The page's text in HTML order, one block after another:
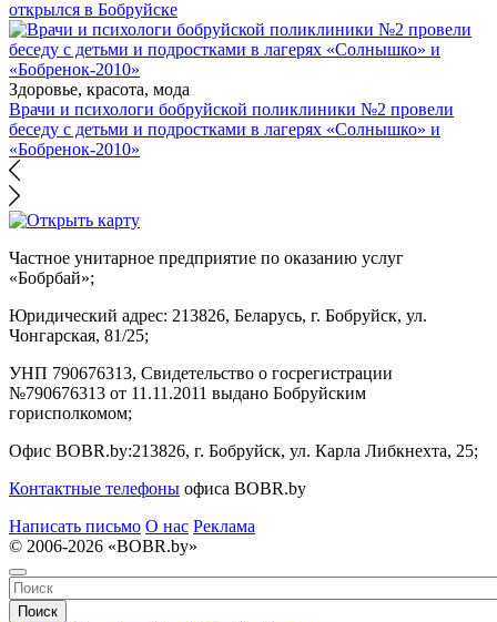
открылся в Бобруйске
Здоровье, красота, мода
Врачи и психологи бобруйской поликлиники №2 провели
беседу с детьми и подростками в лагерях «Солнышко» и
«Бобренок-2010»
Частное унитарное предприятие по оказанию услуг
«Бобрбай»;
Юридический адрес: 213826, Беларусь, г. Бобруйск, ул.
Чонгарская, 81/25;
УНП 790676313, Свидетельство о госрегистрации
№790676313 от 11.11.2011 выдано Бобруйским
горисполкомом;
Офис BOBR.by:213826, г. Бобруйск, ул. Карла Либкнехта, 25;
Контактные телефоны офиса BOBR.by
Написать письмо О нас Реклама
© 2006-2026 «BOBR.by»
Поиск